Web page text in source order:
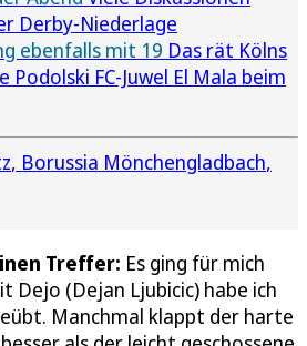
Derby-Niederlage
ebenfalls mit 19 Das rät Kölns
Podolski FC-Juwel El Mala beim
Borussia Mönchengladbach
Treffer: Es ging für mich
Dejo (Dejan Ljubicic) habe ich
Manchmal klappt der harte